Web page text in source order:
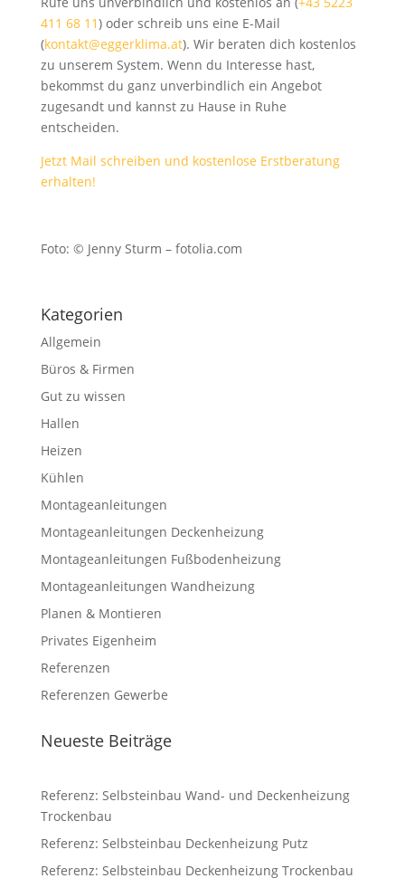
411 68 11) oder schreib uns eine E-Mail
(kontakt@eggerklima.at). Wir beraten dich kostenlos
zu unserem System. Wenn du Interesse hast,
bekommst du ganz unverbindlich ein Angebot
zugesandt und kannst zu Hause in Ruhe
entscheiden.
Jetzt Mail schreiben und kostenlose Erstberatung
erhalten!
Foto: © Jenny Sturm – fotolia.com
Kategorien
Allgemein
Büros & Firmen
Gut zu wissen
Hallen
Heizen
Kühlen
Montageanleitungen
Montageanleitungen Deckenheizung
Montageanleitungen Fußbodenheizung
Montageanleitungen Wandheizung
Planen & Montieren
Privates Eigenheim
Referenzen
Referenzen Gewerbe
Neueste Beiträge
Referenz: Selbsteinbau Wand- und Deckenheizung
Trockenbau
Referenz: Selbsteinbau Deckenheizung Putz
Referenz: Selbsteinbau Deckenheizung Trockenbau